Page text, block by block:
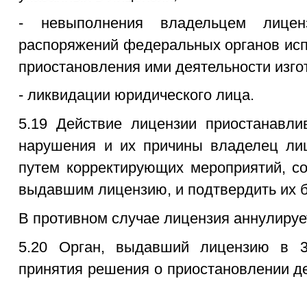
- невыполнения владельцем
распоряжений федеральных органов
приостановления ими деятельности
- ликвидации юридического лица.
5.19 Действие лицензии
нарушения и их причины владелец
путем корректирующих мероприятий,
выдавшим лицензию, и подтвердить их
В противном случае лицензия
5.20 Орган, выдавший лицензию в
принятия решения о приостановлении